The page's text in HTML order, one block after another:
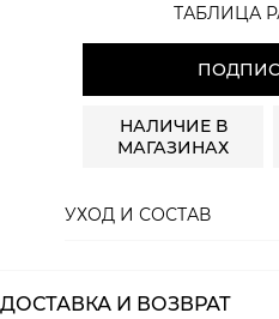
ТАБЛИЦА
НАЛИЧИЕ В
МАГАЗИНАХ
УХОД И СОСТАВ
ДОСТАВКА И ВОЗВРАТ